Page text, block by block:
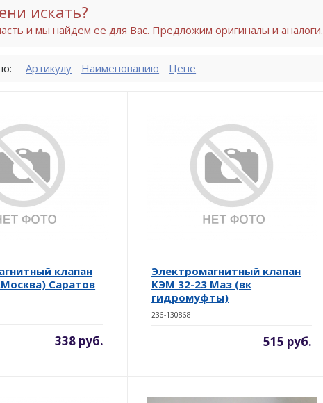
искать?
и мы найдем ее для Вас. Предложим оригиналы и аналоги.
Артикулу Наименованию Цене
клапан
Саратов
338 руб.
Электромагнитный клапан
КЭМ 32-23 Маз (вк
гидромуфты)
236-130868
515 руб.